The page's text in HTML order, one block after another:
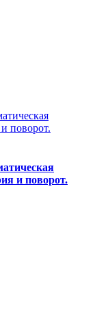
и поворот.